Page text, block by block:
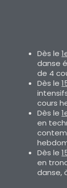
Dès le
danse
de 4
Dès le
cours
Dès le
en
Dès le
en
danse,